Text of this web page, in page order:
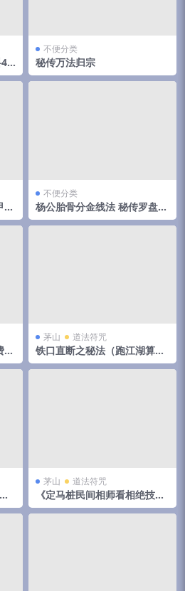
不便分类
秘传万法归宗
子
不便分类
杨公胎骨分金线法 秘传罗盘天
机妙决 唐荣著.27页pdf 百度
云下载！
茅山 道法符咒
铁口直断之秘法（跑江湖算命
的民间秘法）
茅山 道法符咒
《定马桩民间相师看相绝技秘
法》pdf 144页，手抄本,拍照
电子版。